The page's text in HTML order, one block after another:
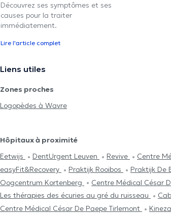
Découvrez ses symptômes et ses
causes pour la traiter
immédiatement.
Lire l'article complet
Liens utiles
Zones proches
Logopèdes à Wavre
Hôpitaux à proximité
Eetwijs
DentUrgent Leuven Revive
Centre
easyFit&Recovery
Praktijk Rooibos Praktijk De
Oogcentrum Kortenberg
Centre Médical César
Les thérapies des écuries au gré du ruisseau
Centre Médical César De Paepe Tirlemont
Kineza